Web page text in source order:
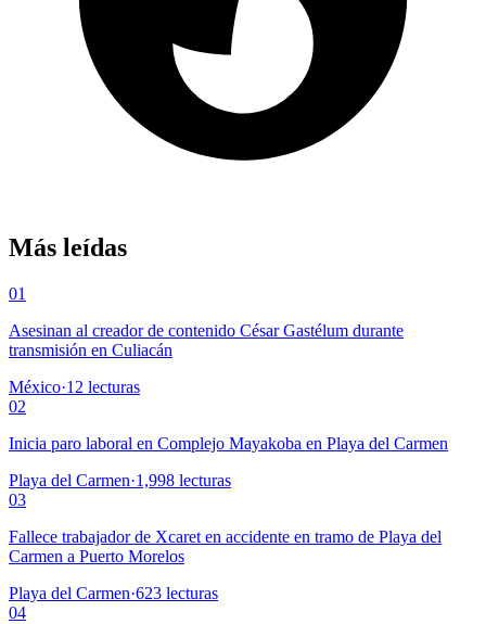
Más leídas
01
Asesinan al creador de contenido César Gastélum durante
transmisión en Culiacán
México·12 lecturas
02
Inicia paro laboral en Complejo Mayakoba en Playa del Carmen
Playa del Carmen·1,998 lecturas
03
Fallece trabajador de Xcaret en accidente en tramo de Playa del
Carmen a Puerto Morelos
Playa del Carmen·623 lecturas
04